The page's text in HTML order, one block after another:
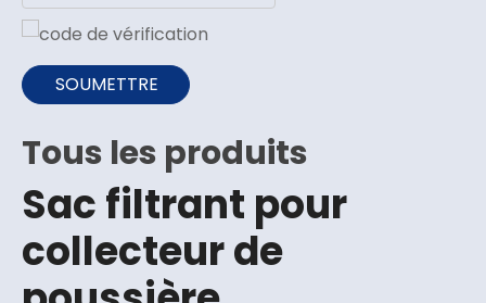
SOUMETTRE
Tous les produits
Sac filtrant pour
collecteur de